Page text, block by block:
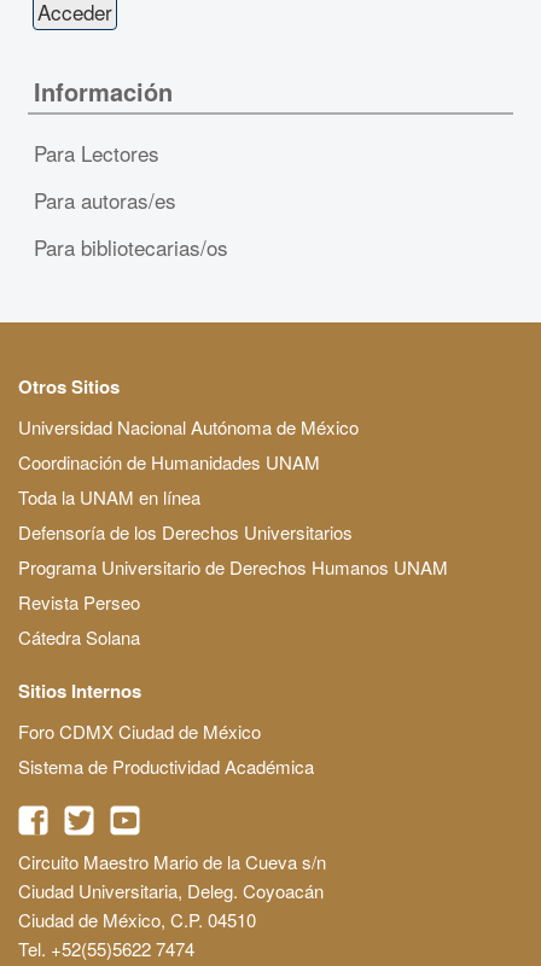
Información
Para Lectores
Para autoras/es
Para bibliotecarias/os
Otros Sitios
Universidad Nacional Autónoma de México
Coordinación de Humanidades UNAM
Toda la UNAM en línea
Defensoría de los Derechos Universitarios
Programa Universitario de Derechos Humanos UNAM
Revista Perseo
Cátedra Solana
Sitios Internos
Foro CDMX Ciudad de México
Sistema de Productividad Académica
Circuito Maestro Mario de la Cueva s/n
Ciudad Universitaria, Deleg. Coyoacán
Ciudad de México, C.P. 04510
Tel. +52(55)5622 7474